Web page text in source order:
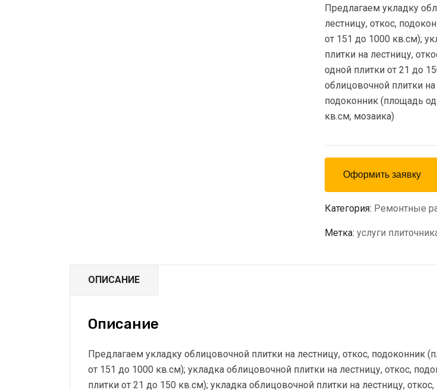
Предлагаем укладку
лестницу, откос,
от 151 до 1000 кв.см);
плитки на лестницу,
одной плитки от 21 до
облицовочной плитки на
подоконник (площадь
кв.см, мозаика)
Оформить заявку
Категория: Ремонтные
Метка: услуги
ОПИСАНИЕ
Описание
Предлагаем укладку облицовочной плитки на лестницу, откос, подоконник
от 151 до 1000 кв.см); укладка облицовочной плитки на лестницу, откос,
плитки от 21 до 150 кв.см); укладка облицовочной плитки на лестницу,